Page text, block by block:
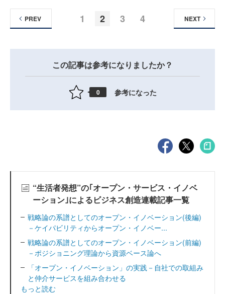
1 2 3 4
PREV NEXT
この記事は参考になりましたか？
0 参考になった
“生活者発想”の｢オープン・サービス・イノベ
ーション｣によるビジネス創造連載記事一覧
戦略論の系譜としてのオープン・イノベーション(後編)
－ケイパビリティからオープン・イノベー...
戦略論の系譜としてのオープン・イノベーション(前編)
－ポジショニング理論から資源ベース論へ
「オープン・イノベーション」の実践－自社での取組み
と仲介サービスを組み合わせる
もっと読む